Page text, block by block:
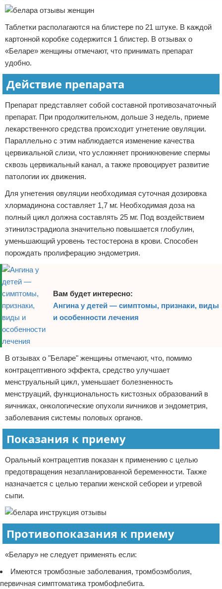
Таблетки располагаются на блистере по 21 штуке. В каждой
картонной коробке содержится 1 блистер. В отзывах о
«Беларе» женщины отмечают, что принимать препарат
удобно.
Действие препарата
Препарат представляет собой составной противозачаточный
препарат. При продолжительном, дольше 3 недель, приеме
лекарственного средства происходит угнетение овуляции.
Параллельно с этим наблюдается изменение качества
цервикальной слизи, что усложняет проникновение спермы
сквозь цервикальный канал, а также провоцирует развитие
патологии их движения.
Для угнетения овуляции необходимая суточная дозировка
хлормадинона составляет 1,7 мг. Необходимая доза на
полный цикл должна составлять 25 мг. Под воздействием
этинилэстрадиола значительно повышается глобулин,
уменьшающий уровень тестостерона в крови. Способен
порождать пролиферацию эндометрия.
Вам будет интересно:
Ангина у детей — симптомы, признаки, виды
и особенности лечения
В отзывах о "Беларе" женщины отмечают, что, помимо
контрацептивного эффекта, средство улучшает
менструальный цикл, уменьшает болезненность
менструаций, функциональность кистозных образований в
яичниках, онкологические опухоли яичников и эндометрия,
заболевания системы половых органов.
Показания к приему
Оральный контрацептив показан к применению с целью
предотвращения незапланированной беременности. Также
назначается с целью терапии женской себореи и угревой
сыпи.
Противопоказания к приему
«Белару» не следует применять если:
Имеются тромбозные заболевания, тромбоэмболия,
первичная симптоматика тромбофлебита.